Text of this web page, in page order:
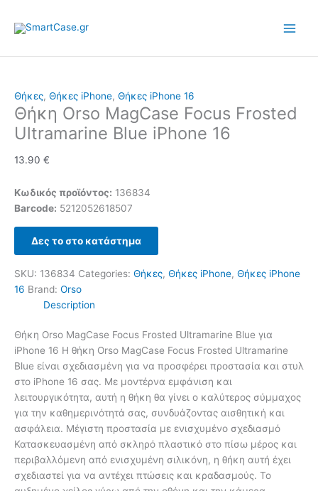
Θήκες, Θήκες iPhone, Θήκες iPhone 16
Θήκη Orso MagCase Focus Frosted
Ultramarine Blue iPhone 16
13.90 €
Κωδικός προϊόντος: 136834
Barcode: 5212052618507
Δες το στο κατάστημα
SKU: 136834 Categories: Θήκες, Θήκες iPhone, Θήκες iPhone
16 Brand: Orso
Description
Θήκη Orso MagCase Focus Frosted Ultramarine Blue για
iPhone 16 Η θήκη Orso MagCase Focus Frosted Ultramarine
Blue είναι σχεδιασμένη για να προσφέρει προστασία και στυλ
στο iPhone 16 σας. Με μοντέρνα εμφάνιση και
λειτουργικότητα, αυτή η θήκη θα γίνει ο καλύτερος σύμμαχος
για την καθημερινότητά σας, συνδυάζοντας αισθητική και
ασφάλεια. Μέγιστη προστασία με ενισχυμένο σχεδιασμό
Κατασκευασμένη από σκληρό πλαστικό στο πίσω μέρος και
περιβαλλόμενη από ενισχυμένη σιλικόνη, η θήκη αυτή έχει
σχεδιαστεί για να αντέχει πτώσεις και κραδασμούς. Το